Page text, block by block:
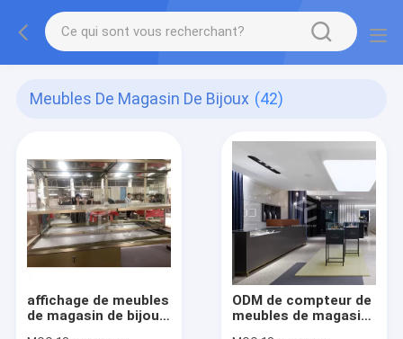
Meubles De Magasin De Bijoux (42)
affichage de meubles
de magasin de bijoux
ODM de compteur de
meubles de magasin